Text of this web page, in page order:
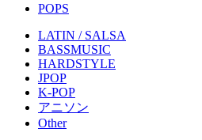
POPS
LATIN / SALSA
BASSMUSIC
HARDSTYLE
JPOP
K-POP
アニソン
Other